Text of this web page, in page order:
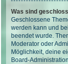
Was sind
Geschlossene
werden kann und
beendet wurde.
Moderator oder
Möglichkeit, deine
Board-